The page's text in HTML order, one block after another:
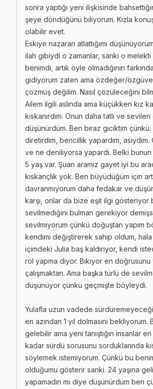
sonra yaptığı yeni ilişkisinde
şeye döndüğünü biliyorum. Kızla
olabilir evet.
Eskiye nazaran atlattığımı
ilah gibiydi o zamanlar, sanki o melekti
benimdi, artık öyle olmadığının
gidiyorum zaten ama özdeğer/
çözmüş değilim. Nasıl çözüleceğini
Ailem ilgili aslında ama küçükken kız
kıskanırdım. Onun daha tatlı ve
düşünürdüm. Ben biraz gıcıktım
diretirdim, bencillik yapardım, asiydim.
ve ne deniliyorsa yapardı. Belki bunun
5 yaş var. Şuan aramız gayet iyi bu
kıskançlık yok. Ben büyüdüğüm için
davranmıyorum daha fedakar ve
karşı, onlar da bize eşit ilgi gösteriyor
sevilmediğini bulman gerekiyor
sevilmiyorum çünkü doğuştan yapım
kendimi değiştirerek sahip oldum,
içimdeki Julia baş kaldırıyor, kendi
rol yapma diyor. Bıkıyor en doğrusunu
çalışmaktan. Ama başka türlü de
düşünüyor çünkü geçmişte böyleydi.
Yulafla uzun vadede
en azından 1 yıl dolmasını bekliyorum.
gelebilir ama yeni tanıştığın insanlar
kadar sürdü sorusunu sorduklarında
söylemek istemiyorum. Çünkü bu
olduğumu gösterir sanki. 24 yaşına
yapamadın mı diye düşünürdüm ben